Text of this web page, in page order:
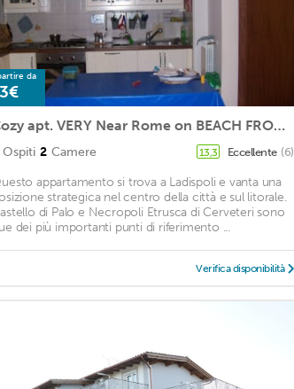
da
Cozy apt. VERY Near Rome on BEACH FRONT, wide TERRACE & FREE wi-fi
Ospiti 2 Camere 13,3 Eccellente (6)
appartamento si trova a Ladispoli e vanta una
strategica nel centro della città e sul litorale.
di Palo e Necropoli Etrusca di Cerveteri sono
dei più importanti punti di riferimento ...
Verifica disponibilità